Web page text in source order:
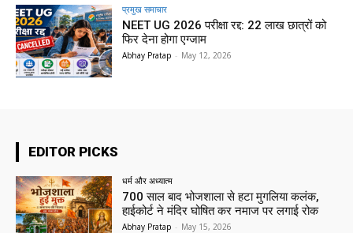
प्रमुख समाचार‎
NEET UG 2026 परीक्षा रद्द: 22 लाख छात्रों को
फिर देना होगा एग्जाम
Abhay Pratap - May 12, 2026
EDITOR PICKS
धर्म और अध्यात्म
700 साल बाद भोजशाला से हटा मुगलिया कलंक,
हाईकोर्ट ने मंदिर घोषित कर नमाज पर लगाई रोक
Abhay Pratap - May 15, 2026